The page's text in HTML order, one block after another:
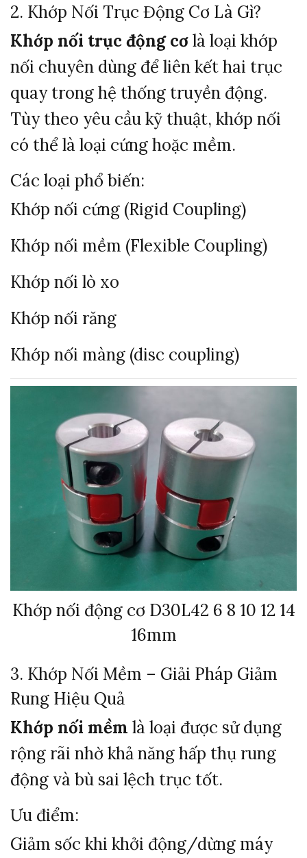
2. Khớp Nối Trục Động Cơ Là Gì?
Khớp nối trục động cơlà loại khớp
nối chuyên dùng để liên kết hai trục
quay trong hệ thống truyền động.
Tùy theo yêu cầu kỹ thuật, khớp nối
có thể là loại cứng hoặc mềm.
Các loại phổ biến:
Khớp nối cứng (Rigid Coupling)
Khớp nối mềm (Flexible Coupling)
Khớp nối lò xo
Khớp nối răng
Khớp nối màng (disc coupling)
Khớp nối động cơ D30L42 6 8 10 12 14
16mm
3. Khớp Nối Mềm – Giải Pháp Giảm
Rung Hiệu Quả
Khớp nối mềm là loại được sử dụng
rộng rãi nhờ khả năng hấp thụ rung
động và bù sai lệch trục tốt.
Ưu điểm:
Giảm sốc khi khởi động/dừng máy